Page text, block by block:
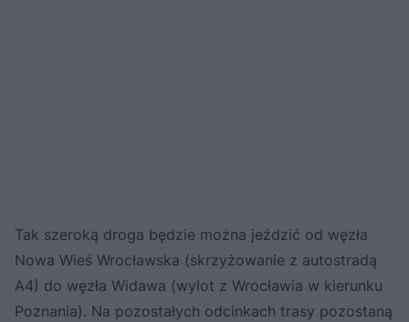
Tak szeroką droga będzie można jeździć od węzła
Nowa Wieś Wrocławska (skrzyżowanie z autostradą
A4) do węzła Widawa (wylot z Wrocławia w kierunku
Poznania). Na pozostałych odcinkach trasy pozostaną